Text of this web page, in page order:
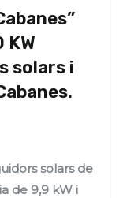
KW
solars i
solars de
de 9,9 kW i